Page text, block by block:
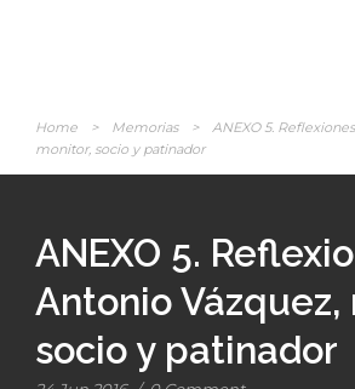
Home > Memorias >
ANEXO 5.
monitor, socio y patinador
ANEXO 5.
Antonio Vázquez,
socio y patinador